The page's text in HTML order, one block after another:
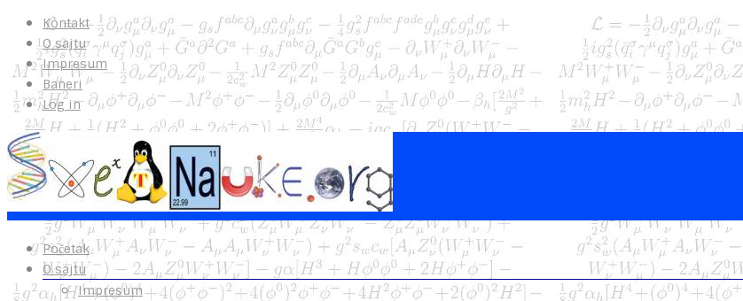
Kontakt
O sajtu
Impresum
Baneri
Log in
Početak
O sajtu
Impresum